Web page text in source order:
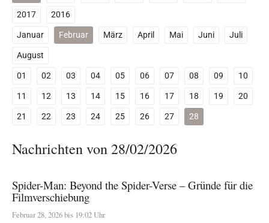
2017
2016
Januar
Februar März April Mai Juni
Juli
August
01
02 03 04 05 06 07 08 09
10
11
12 13 14 15 16 17 18 19
20
21
22 23 24 25 26 27 28
Nachrichten von 28/02/2026
Spider-Man: Beyond the Spider-Verse – Gründe für die
Filmverschiebung
Februar 28, 2026 bis 19:02 Uhr